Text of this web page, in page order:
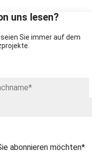
uns lesen?
Sie immer auf dem
abonnieren möchten*